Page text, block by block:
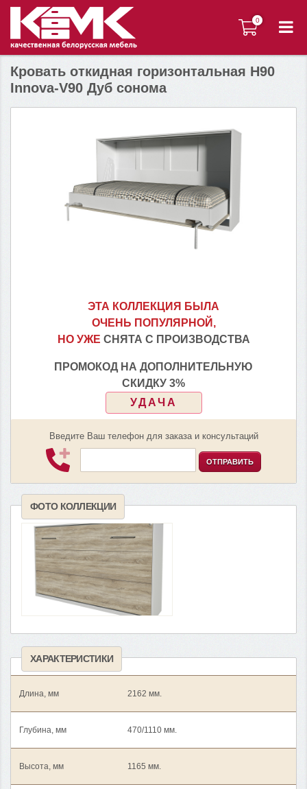
0
0
Кровать откидная горизонтальная H90
Innova-V90 Дуб сонома
ЭТА КОЛЛЕКЦИЯ БЫЛА
ОЧЕНЬ ПОПУЛЯРНОЙ,
НО УЖЕ СНЯТА С ПРОИЗВОДСТВА
ПРОМОКОД НА ДОПОЛНИТЕЛЬНУЮ
СКИДКУ 3%
УДАЧА
Введите Ваш телефон для заказа и консультаций
ОТПРАВИТЬ
ФОТО КОЛЛЕКЦИИ
ХАРАКТЕРИСТИКИ
Длина, мм 2162 мм.
Глубина, мм 470/1110 мм.
Высота, мм 1165 мм.